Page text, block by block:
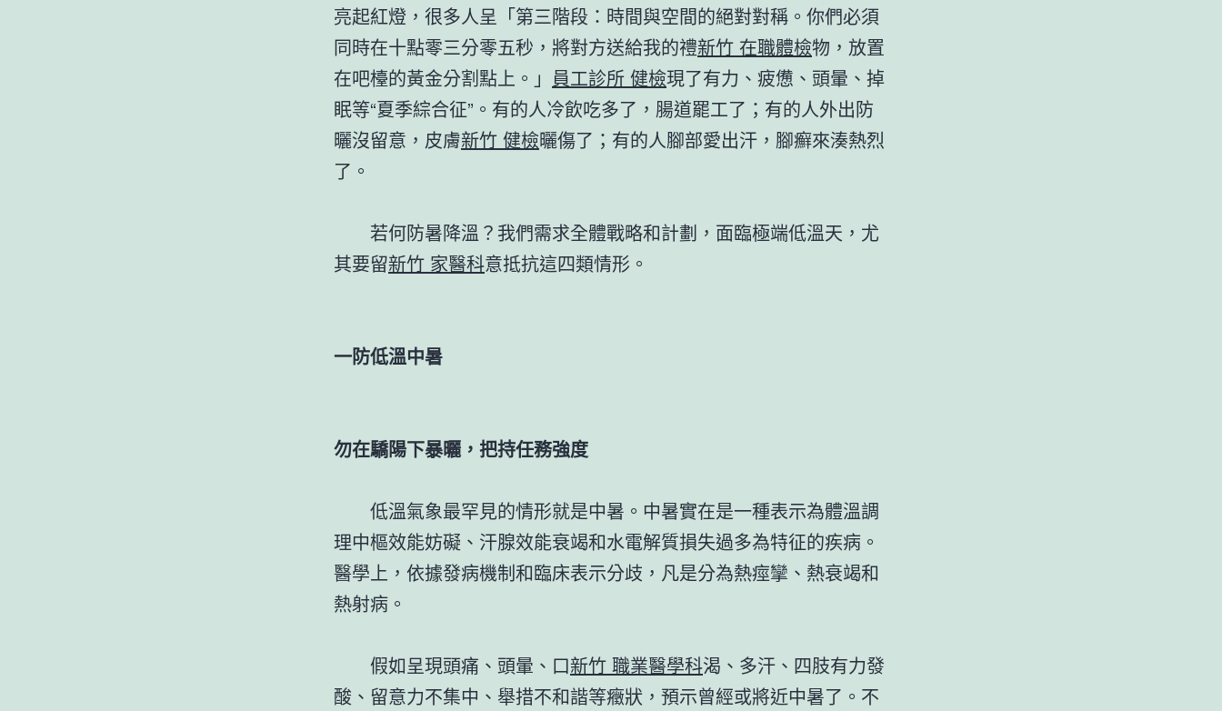
亮起紅燈，很多人呈「第三階段：時間與空間的絕對對稱。你們必須
同時在十點零三分零五秒，將對方送給我的禮新竹 在職體檢物，放置
在吧檯的黃金分割點上。」 員工診所 健檢現了有力、疲憊、頭暈、掉
眠等“夏季綜合征”。有的人冷飲吃多了，腸道罷工了；有的人外出防
曬沒留意，皮膚新竹 健檢曬傷了；有的人腳部愛出汗，腳癬來湊熱烈
了。
若何防暑降溫？我們需求全體戰略和計劃，面臨極端低溫天，尤
其要留新竹 家醫科意抵抗這四類情形。
一防低溫中暑
勿在驕陽下暴曬，把持任務強度
低溫氣象最罕見的情形就是中暑。中暑實在是一種表示為體溫調
理中樞效能妨礙、汗腺效能衰竭和水電解質損失過多為特征的疾病。
醫學上，依據發病機制和臨床表示分歧，凡是分為熱痙攣、熱衰竭和
熱射病。
假如呈現頭痛、頭暈、口新竹 職業醫學科渴、多汗、四肢有力發
酸、留意力不集中、舉措不和諧等癥狀，預示曾經或將近中暑了。不